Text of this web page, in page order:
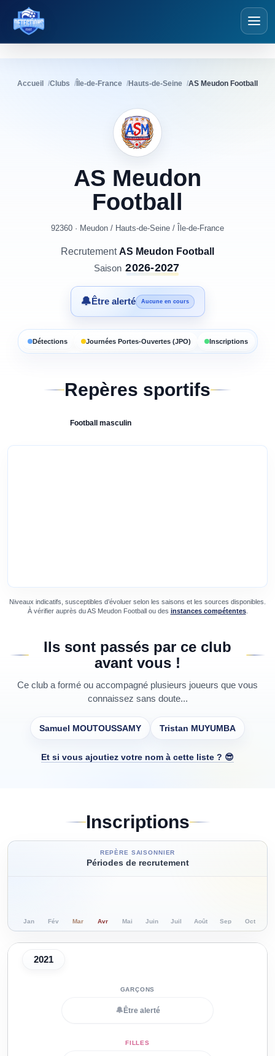
Détections Foot
Accueil Clubs Île-de-France Hauts-de-Seine AS Meudon Football
AS Meudon
Football
92360 · Meudon / Hauts-de-Seine / Île-de-France
RecrutementAS Meudon Football
Saison 2026-2027
🔔Être alerté Aucune en cours
Détections Journées Portes-Ouvertes (JPO) Inscriptions
Repères sportifs
Football masculin
Niveaux indicatifs, susceptibles d’évoluer selon les saisons et les sources disponibles.
À vérifier auprès duAS Meudon Footballou des instances compétentes.
Ils sont passés par ce club
avant vous !
Ce club a formé ou accompagné plusieurs joueurs que vous
connaissez sans doute...
Samuel MOUTOUSSAMY Tristan MUYUMBA
Et si vous ajoutiez votre nom à cette liste ? 😎
Inscriptions
REPÈRE SAISONNIER
Périodes de recrutement
Jan Fév Mar Avr Mai Juin Juil Août Sep Oct
2021
🔔 Être alerté